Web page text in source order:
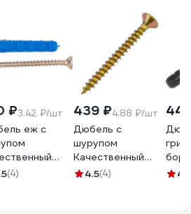
₽3.42 ₽/шт
еж с
для
(4)
439 ₽4.88 ₽/шт
Дюбель с
шурупом
Качественный
Крепеж белый
4.5(4) 4